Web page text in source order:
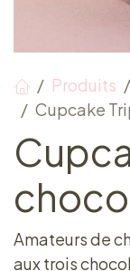
Produits
Cupcake
Amateurs de
aux trois